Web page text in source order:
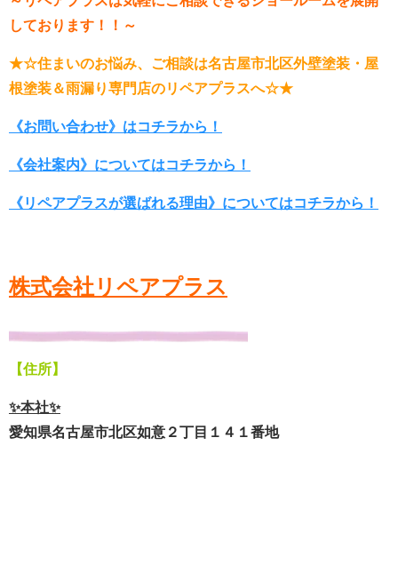
しております！！～
★☆住まいのお悩み、ご相談は名古屋市北区外壁塗装・屋
根塗装＆雨漏り専門店のリペアプラスへ☆★
《お問い合わせ》はコチラから！
《会社案内》についてはコチラから！
《リペアプラスが選ばれる理由》についてはコチラから！
株式会社リペアプラス
【住所】
✨本社✨
愛知県名古屋市北区如意２丁目１４１番地